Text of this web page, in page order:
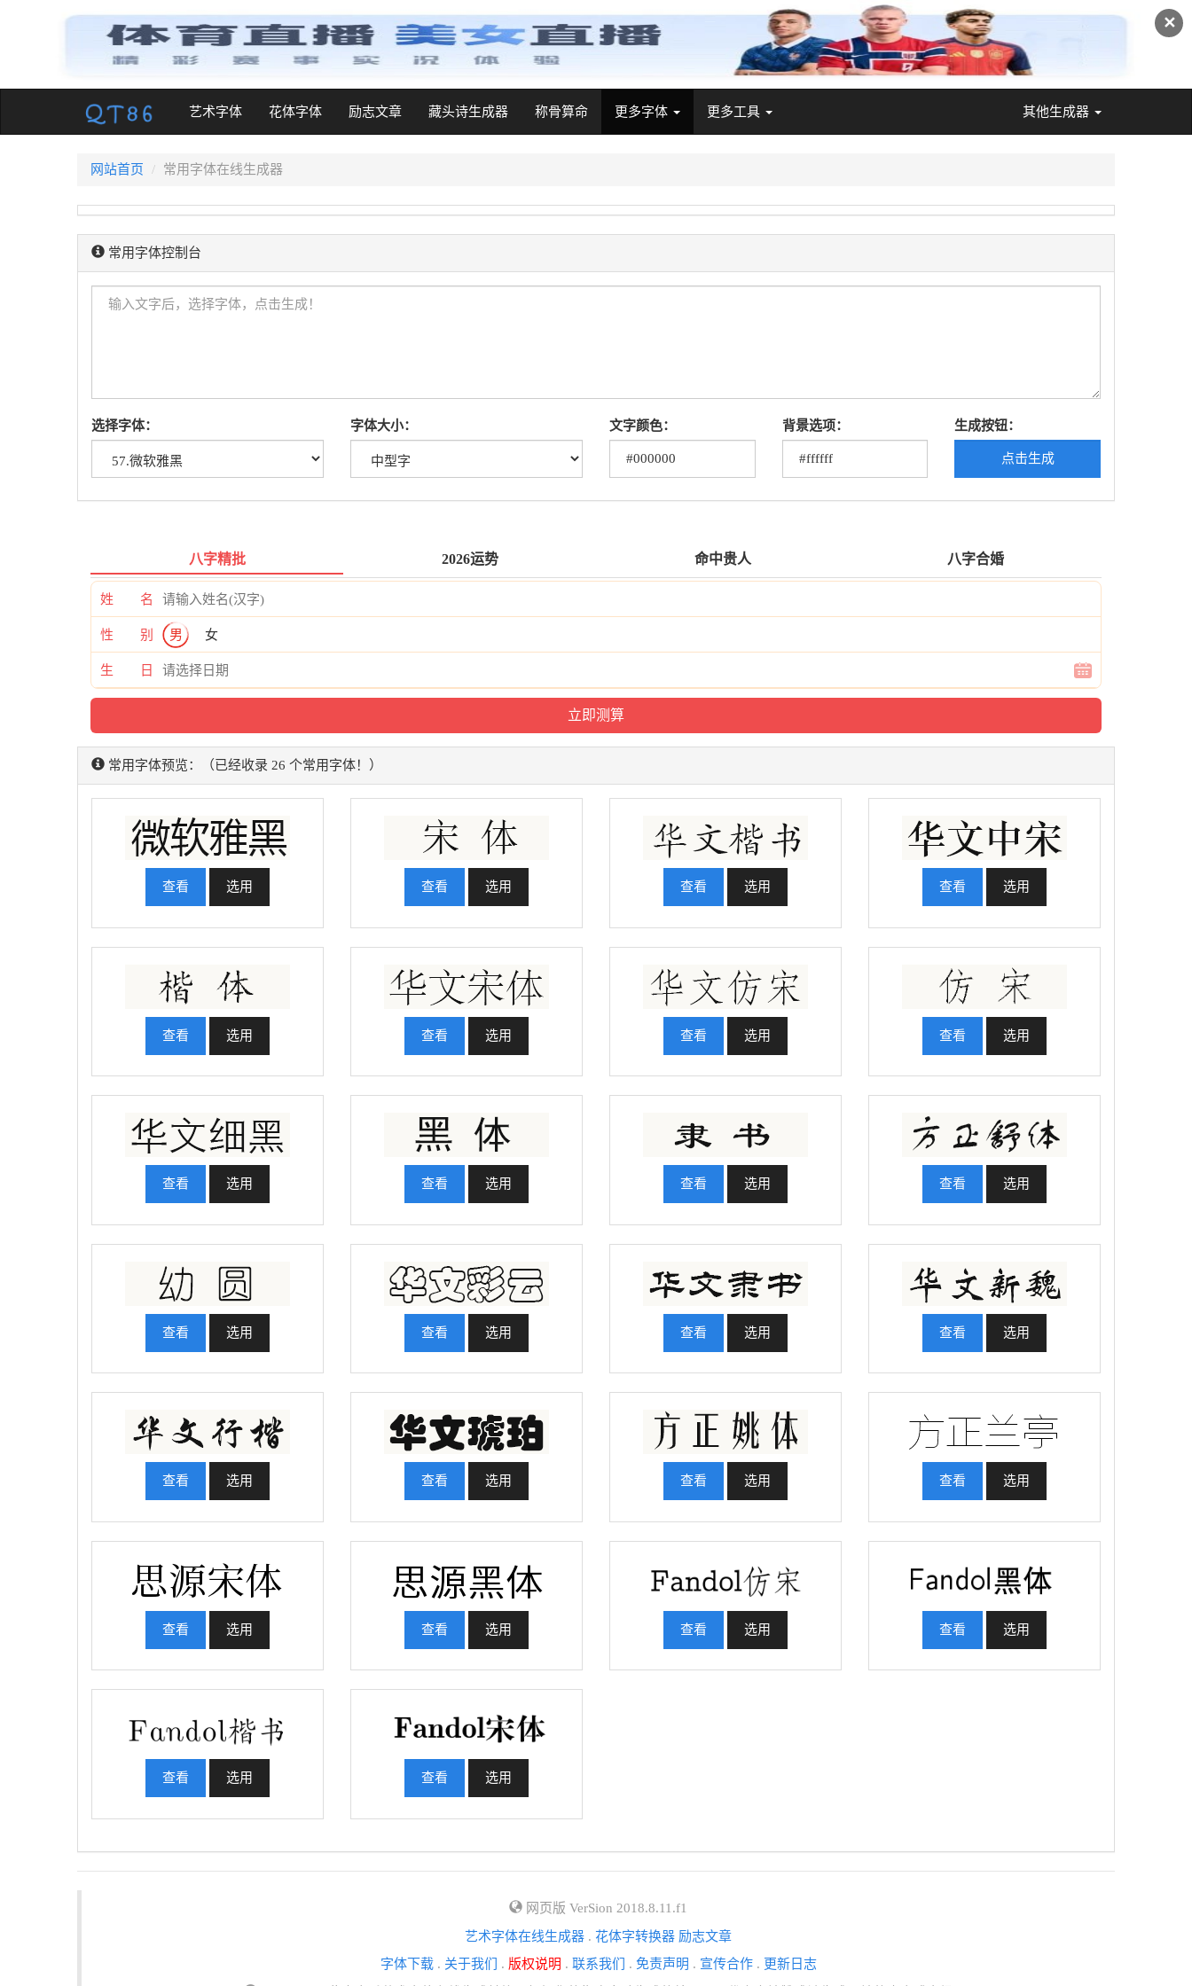
✕
艺术字体(current)花体字体 励志文章 藏头诗生成器 称骨算命 更多字体 更多工具 其他生成器
网站首页 常用字体在线生成器
常用字体控制台
选择字体： 字体大小： 文字颜色： 背景选项： 生成按钮：
点击生成
八字精批 2026运势 命中贵人 八字合婚
姓 名
性 别 男 女
生 日
常用字体预览：（已经收录 26 个常用字体！）
查看 选用 查看 选用 查看 选用 查看 选用
查看 选用 查看 选用 查看 选用 查看 选用
查看 选用 查看 选用 查看 选用 查看 选用
查看 选用 查看 选用 查看 选用 查看 选用
查看 选用 查看 选用 查看 选用 查看 选用
查看 选用 查看 选用 查看 选用 查看 选用
查看 选用 查看 选用
网页版 VerSion 2018.8.11.f1
艺术字体在线生成器 . 花体字转换器 励志文章
字体下载. 关于我们 . 版权说明 . 联系我们 . 免责声明 . 宣传合作. 更新日志